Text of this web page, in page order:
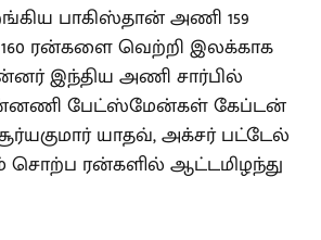
பாகிஸ்தான் அணி 159
ரன்களை வெற்றி இலக்காக
இந்திய அணி சார்பில்
பேட்ஸ்மேன்கள் கேப்டன்
யாதவ், அக்சர் பட்டேல்
சொற்ப ரன்களில் ஆட்டமிழந்து